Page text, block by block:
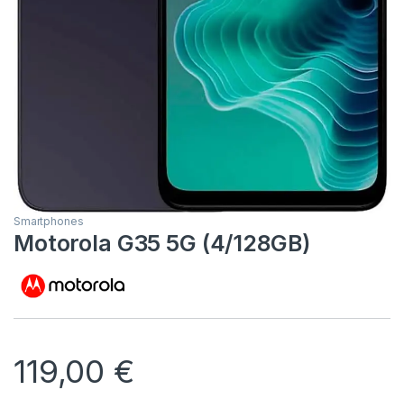
Smartphones
Motorola G35 5G (4/128GB)
119,00 €